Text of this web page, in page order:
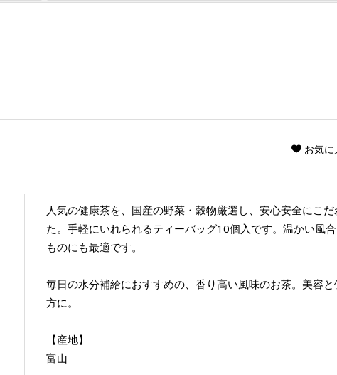
お気に
人気の健康茶を、国産の野菜・穀物厳選し、安心安全にこ
た。手軽にいれられるティーバッグ10個入です。温かい風
ものにも最適です。
毎日の水分補給におすすめの、香り高い風味のお茶。美容
方に。
【産地】
富山